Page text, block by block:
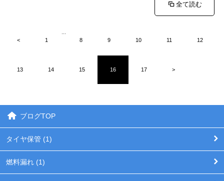
全て読む
< 1
8
9 10 11 12
13 14 15 16 17 >
ブログTOP
タイヤ保管 (1)
燃料漏れ (1)